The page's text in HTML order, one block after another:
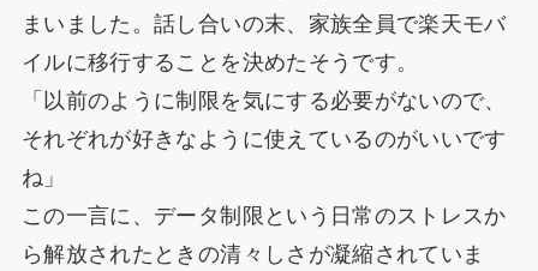
まいました。話し合いの末、家族全員で楽天モバ
イルに移行することを決めたそうです。
「以前のように制限を気にする必要がないので、
それぞれが好きなように使えているのがいいです
ね」
この一言に、データ制限という日常のストレスか
ら解放されたときの清々しさが凝縮されていま